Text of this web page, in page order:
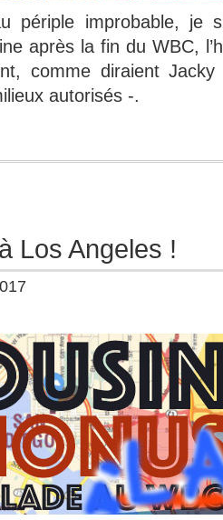
périple improbable, je
après la fin du WBC,
comme diraient
autorisés -.
Los Angeles !